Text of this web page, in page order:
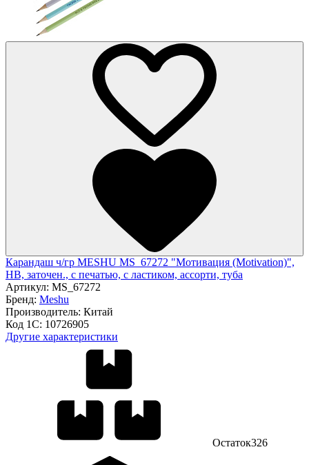
Карандаш ч/гр MESHU MS_67272 "Мотивация (Motivation)",
HB, заточен., с печатью, с ластиком, ассорти, туба
Артикул: MS_67272
Бренд: Meshu
Производитель: Китай
Код 1С: 10726905
Другие характеристики
Остаток326